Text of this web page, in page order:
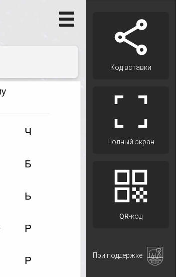
Код вставки
Полный экран
QR-код
При поддержке